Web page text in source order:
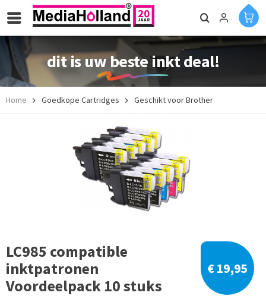
dit is uw beste inkt deal!
Home Goedkope Cartridges Geschikt voor Brother
LC985 compatible
inktpatronen
Voordeelpack 10 stuks
€ 19,95